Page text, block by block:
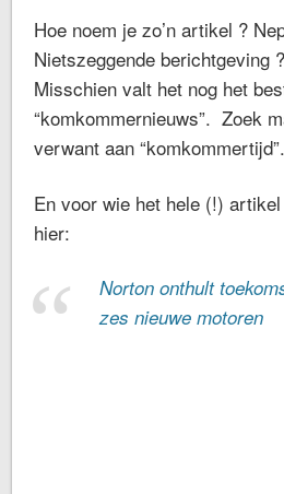
Hoe noem je zo’n artikel ?
Nietszeggende berichtgeving
Misschien valt het nog het
“komkommernieuws”. Zoek
verwant aan “komkommertijd”.
En voor wie het hele (!)
hier:
Norton onthult
zes nieuwe motoren